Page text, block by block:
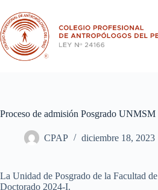
contenido
Proceso de admisión Posgrado UNMSM
CPAP diciembre 18, 2023
La Unidad de Posgrado de la Facultad
Doctorado 2024-I.